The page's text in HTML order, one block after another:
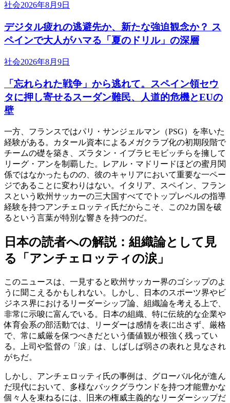
社会2026年8月9日
デジタル疲れの逃避先か、新たな強迫観念か？ ス
ペインで大人がハマる「夏のドリル」の深層
社会2026年8月9日
「忘れられた戦争」から逃れて。スペイン領セウ
タに押し寄せるスーダン難民、人道的危機とEUの
壁
一方、フランスではパリ・サンジェルマン（PSG）を率いた
経験がある。カタール資本によるメガクラブ化の初期段階で
チームの礎を築き、ズラタン・イブラヒモビッチらを擁して
リーグ・アンを制覇した。レアル・マドリードほどの蜜月関
係ではなかったものの、彼のキャリアにおいて重要な一ペー
ジであることに変わりはない。イタリア、スペイン、フラン
スという欧州サッカーの三大国すべてでトップレベルの指導
経験を持つアンチェロッティ氏だからこそ、この2カ国を破
るという言葉が特別な響きを持つのだ。
日本の読者への解説：組織論として見
る「アンチェロッティの涙」
このニュースは、一見すると欧州サッカー界のゴシップのよ
うに聞こえるかもしれない。しかし、日本のスポーツ界やビ
ジネス界におけるリーダーシップ論、組織論を考える上で、
非常に示唆に富んでいる。日本の組織、特に伝統的な企業や
体育会系の部活動では、リーダーは感情を表に出さず、厳格
で、常に威厳を保つべきだという価値観が根強く残ってい
る。上司や監督の「涙」は、しばしば弱さの表れと見なされ
がちだ。
しかし、アンチェロッティ氏の事例は、グローバル化が進ん
だ現代において、多様なバックグラウンドを持つ才能豊かな
個々人を束ねるには、旧来の権威主義的なリーダーシップだ